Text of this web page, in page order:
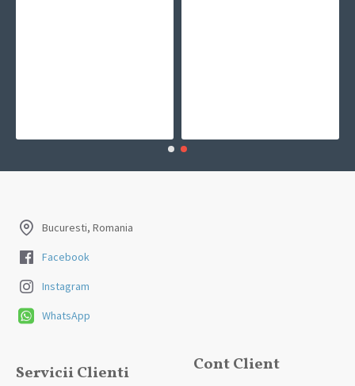
Bucuresti, Romania
Facebook
Instagram
WhatsApp
Servicii Clienti Cont Client